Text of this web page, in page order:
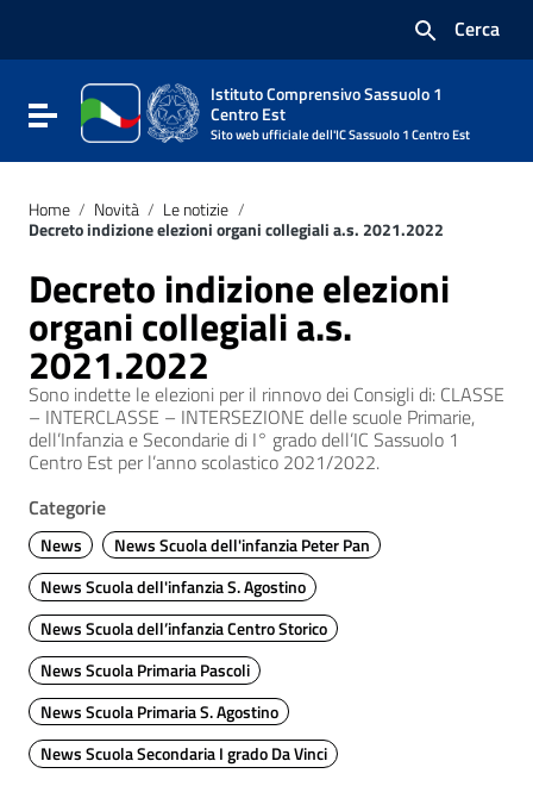
Vai al footer
Cerca
Attiva / disattiva la navigazione
Istituto Comprensivo Sassuolo 1
Centro Est
Sito web ufficiale dell'IC Sassuolo 1 Centro Est
Home / Novità / Le notizie /
Decreto indizione elezioni organi collegiali a.s. 2021.2022
Decreto indizione elezioni
organi collegiali a.s.
2021.2022
Sono indette le elezioni per il rinnovo dei Consigli di: CLASSE
– INTERCLASSE – INTERSEZIONE delle scuole Primarie,
dell’Infanzia e Secondarie di I° grado dell’IC Sassuolo 1
Centro Est per l’anno scolastico 2021/2022.
Categorie
News
News Scuola dell'infanzia Peter Pan
News Scuola dell'infanzia S. Agostino
News Scuola dell’infanzia Centro Storico
News Scuola Primaria Pascoli
News Scuola Primaria S. Agostino
News Scuola Secondaria I grado Da Vinci